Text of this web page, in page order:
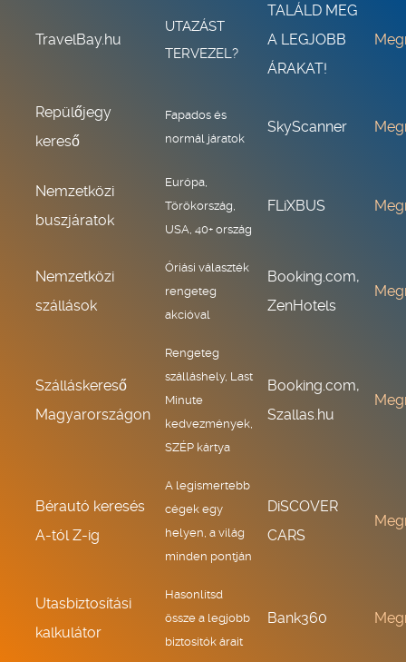
TravelBay.hu
UTAZÁST
TERVEZEL?
TALÁLD MEG
A LEGJOBB
ÁRAKAT!
Repülőjegy
kereső
Fapados és
normál járatok
SkyScanner
Nemzetközi
buszjáratok
Európa,
Törökország,
USA, 40+ ország
FLiXBUS
Nemzetközi
szállások
Óriási választék
rengeteg
akcióval
Booking.com,
ZenHotels
Szálláskereső
Magyarországon
Rengeteg
szálláshely, Last
Minute
kedvezmények,
SZÉP kártya
Booking.com,
Szallas.hu
Bérautó keresés
A-tól Z-ig
A legismertebb
cégek egy
helyen, a világ
minden pontján
DiSCOVER
CARS
Utasbiztosítási
kalkulátor
Hasonlítsd
össze a legjobb
biztosítók árait
Bank360